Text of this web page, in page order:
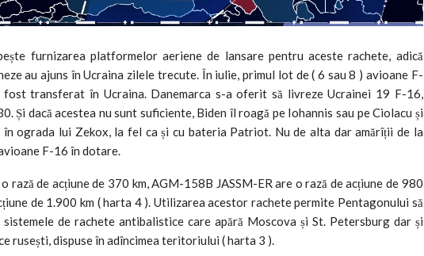
furnizarea platformelor aeriene de lansare pentru aceste rachete, adică
au ajuns în Ucraina zilele trecute. În iulie, primul lot de ( 6 sau 8 ) avioane F-
fost transferat în Ucraina. Danemarca s-a oferit să livreze Ucrainei 19 F-16,
Și dacă acestea nu sunt suficiente, Biden îl roagă pe Iohannis sau pe Ciolacu și
ograda lui Zekox, la fel ca și cu bateria Patriot. Nu de alta dar amărîții de la
F-16 în dotare.
rază de acțiune de 370 km, AGM-158B JASSM-ER are o rază de acțiune de 980
de 1.900 km ( harta 4 ). Utilizarea acestor rachete permite Pentagonului să
de rachete antibalistice care apără Moscova și St. Petersburg dar și
rusești, dispuse în adîncimea teritoriului ( harta 3 ).